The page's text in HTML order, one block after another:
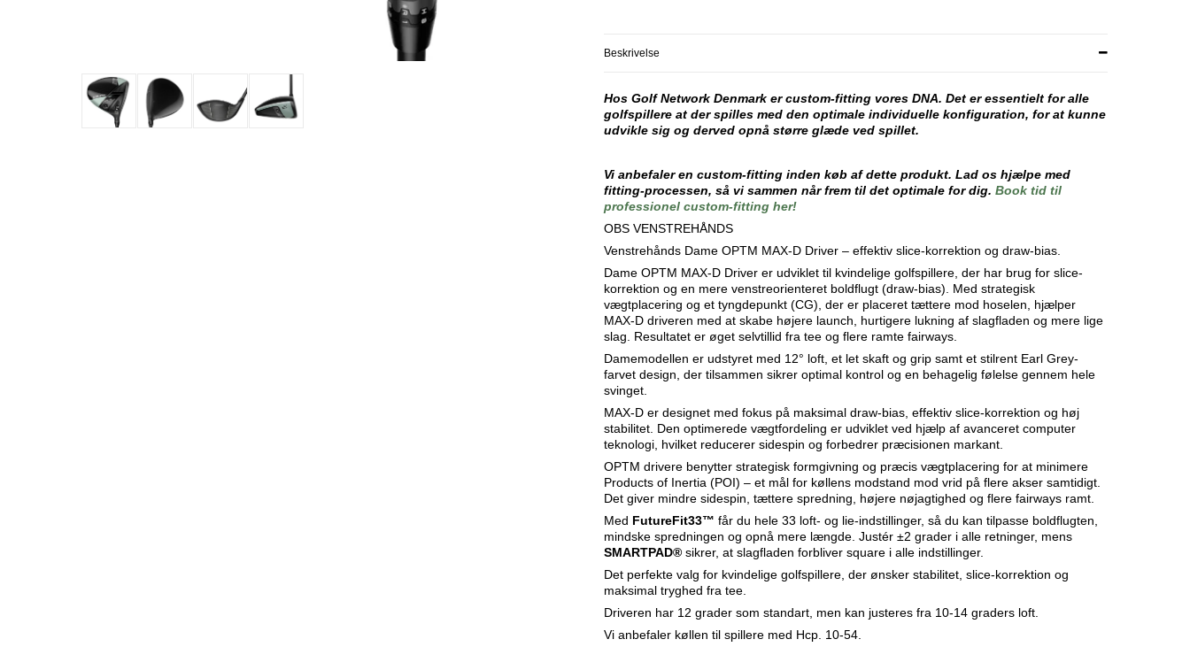
Beskrivelse
Hos Golf Network Denmark er custom-fitting vores DNA. Det eressentielt for alle
golfspillere at der spilles med den optimale individuelle konfiguration, for at kunne
udvikle sig og derved opnå større glæde ved spillet.
Vi anbefaler en custom-fitting inden køb af dette produkt. Lad os hjælpe med
fitting-processen, så vi sammen når frem til det optimale for dig. Book tid til
professionel custom-fitting her!
OBS VENSTREHÅNDS
Venstrehånds Dame OPTM MAX-D Driver – effektiv slice-korrektion og draw-bias.
Dame OPTM MAX-D Driver er udviklet til kvindelige golfspillere, der har brug for slice-
korrektion og en mere venstreorienteret boldflugt (draw-bias). Med strategisk
vægtplacering og et tyngdepunkt (CG), der er placeret tættere mod hoselen, hjælper
MAX-D driveren med at skabe højere launch, hurtigere lukning af slagfladen og mere lige
slag. Resultatet er øget selvtillid fra tee og flere ramte fairways.
Damemodellen er udstyret med 12° loft, et let skaft og grip samt et stilrent Earl Grey-
farvet design, der tilsammen sikrer optimal kontrol og en behagelig følelse gennem hele
svinget.
MAX-D er designet med fokus på maksimal draw-bias, effektiv slice-korrektion og høj
stabilitet. Den optimerede vægtfordeling er udviklet ved hjælp af avanceret computer
teknologi, hvilket reducerer sidespin og forbedrer præcisionen markant.
OPTM drivere benytter strategisk formgivning og præcis vægtplacering for at minimere
Products of Inertia (POI) – et mål for køllens modstand mod vrid på flere akser samtidigt.
Det giver mindre sidespin, tættere spredning, højere nøjagtighed og flere fairways ramt.
Med FutureFit33™ får du hele 33 loft- og lie-indstillinger, så du kan tilpasse boldflugten,
mindske spredningen og opnå mere længde. Justér ±2 grader i alle retninger, mens
SMARTPAD® sikrer, at slagfladen forbliver square i alle indstillinger.
Det perfekte valg for kvindelige golfspillere, der ønsker stabilitet, slice-korrektion og
maksimal tryghed fra tee.
Driveren har 12 grader som standart, men kan justeres fra 10-14 graders loft.
Vi anbefaler køllen til spillere med Hcp. 10-54.